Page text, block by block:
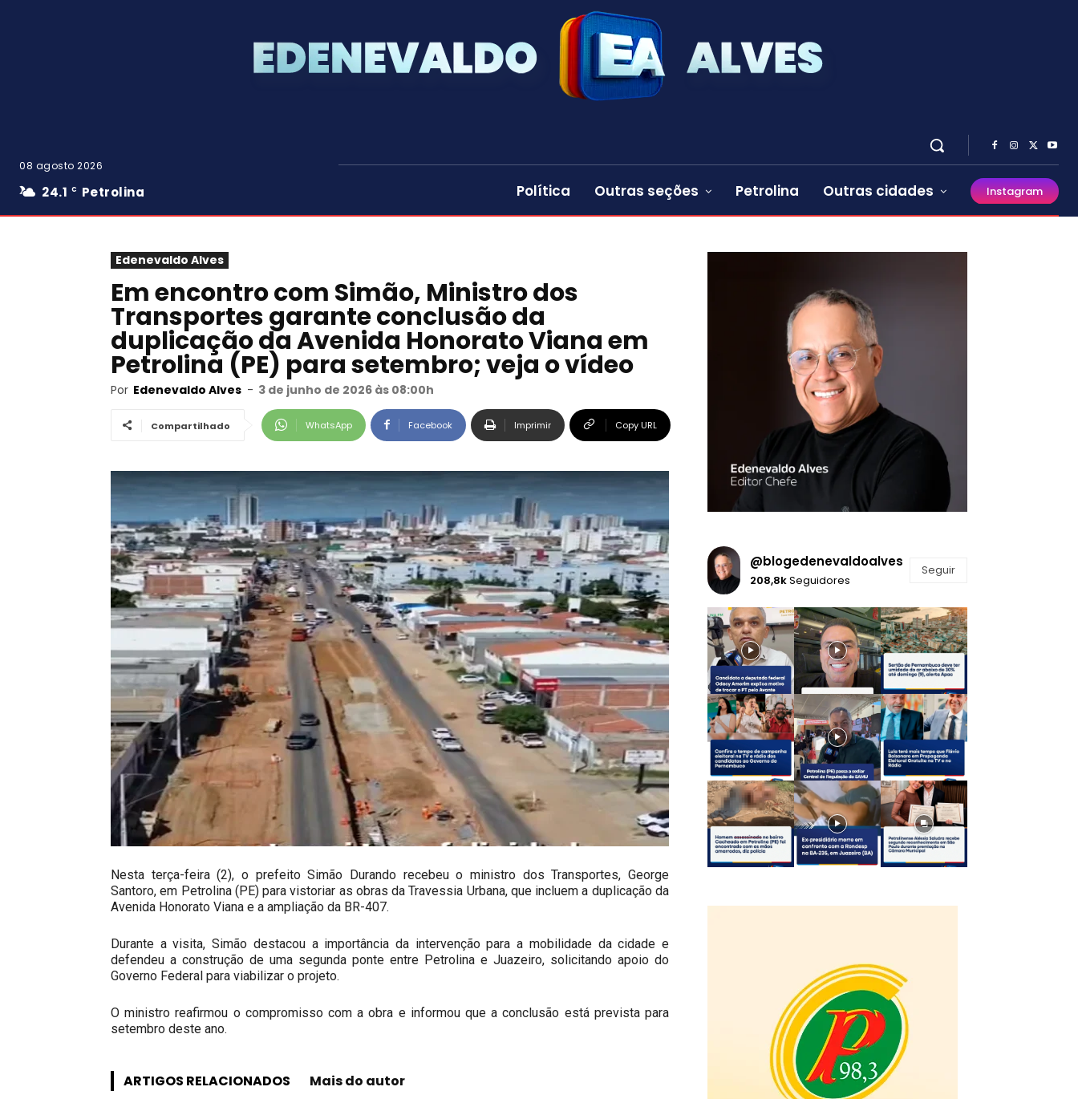
08 agosto 2026
24.1 C Petrolina Política Outras seções Petrolina Outras cidades Instagram
Edenevaldo Alves
Em encontro com Simão, Ministro dos
Transportes garante conclusão da
duplicação da Avenida Honorato Viana em
Petrolina (PE) para setembro; veja o vídeo
Por Edenevaldo Alves - 3 de junho de 2026 às 08:00h
Compartilhado WhatsApp Facebook Imprimir Copy URL
Nesta terça-feira (2), o prefeito Simão Durando recebeu o ministro dos Transportes, George
Santoro, em Petrolina (PE) para vistoriar as obras da Travessia Urbana, que incluem a duplicação da
Avenida Honorato Viana e a ampliação da BR-407.
Durante a visita, Simão destacou a importância da intervenção para a mobilidade da cidade e
defendeu a construção de uma segunda ponte entre Petrolina e Juazeiro, solicitando apoio do
Governo Federal para viabilizar o projeto.
O ministro reafirmou o compromisso com a obra e informou que a conclusão está prevista para
setembro deste ano.
ARTIGOS RELACIONADOS Mais do autor
@blogedenevaldoalves
208,8kSeguidores
Seguir